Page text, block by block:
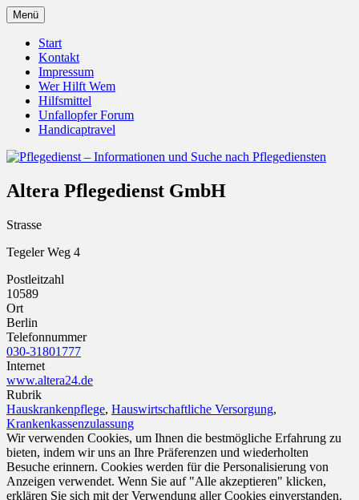
Zum
Inhalt
springen
Pflegedienst – Informationen
und Suche nach Pflegediensten
Unfallopfer – Hilfswerk
Menü
Start
Kontakt
Impressum
Wer Hilft Wem
Hilfsmittel
Unfallopfer Forum
Handicaptravel
Altera Pflegedienst GmbH
Strasse
Tegeler Weg 4
Postleitzahl
10589
Ort
Berlin
Telefonnummer
030-31801777
Internet
www.altera24.de
Rubrik
Hauskrankenpflege, Hauswirtschaftliche Versorgung,
Krankenkassenzulassung
Wir verwenden Cookies, um Ihnen die bestmögliche Erfahrung zu
bieten, indem wir uns an Ihre Präferenzen und wiederholten
Besuche erinnern. Cookies werden für die Personalisierung von
Anzeigen verwendet. Wenn Sie auf "Alle akzeptieren" klicken,
erklären Sie sich mit der Verwendung aller Cookies einverstanden.